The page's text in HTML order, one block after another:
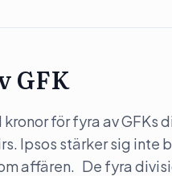
GFK
för fyra av
Ipsos stärker sig inte
affären. De fyra